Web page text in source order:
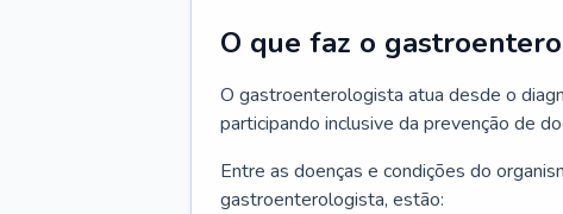
O que faz o
O gastroenterologista atua desde o
participando inclusive da prevenção de
Entre as doenças e condições do
gastroenterologista, estão: